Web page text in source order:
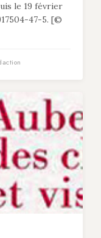
le 19 février
47-5. [©